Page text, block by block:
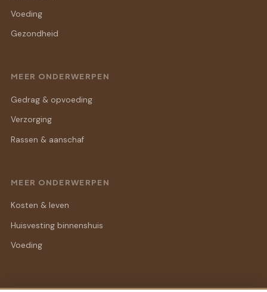
Voeding
Gezondheid
MEER ONDERWERPEN
Gedrag & opvoeding
Verzorging
Rassen & aanschaf
MEER ONDERWERPEN
Kosten & leven
Huisvesting binnenshuis
Voeding